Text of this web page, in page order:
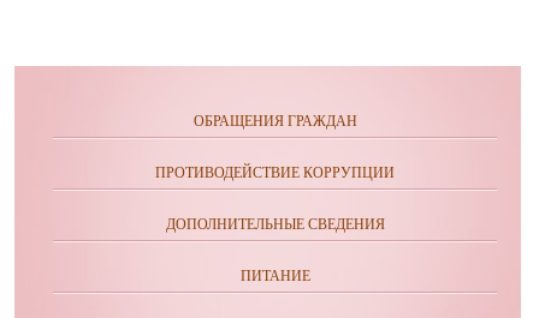
ОБРАЩЕНИЯ ГРАЖДАН
ПРОТИВОДЕЙСТВИЕ КОРРУПЦИИ
ДОПОЛНИТЕЛЬНЫЕ СВЕДЕНИЯ
ПИТАНИЕ